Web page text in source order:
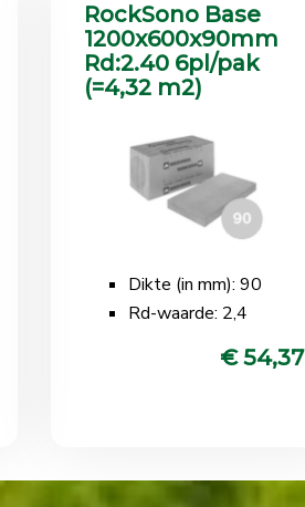
RockSono Base
1200x600x90mm
Rd:2.40 6pl/pak
(=4,32 m2)
Dikte (in mm): 90
Rd-waarde: 2,4
€ 54,37